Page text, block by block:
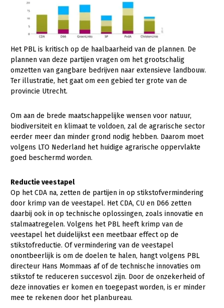
Het PBL is kritisch op de haalbaarheid van de plannen. De
plannen van deze partijen vragen om het grootschalig
omzetten van gangbare bedrijven naar extensieve landbouw.
Ter illustratie, het gaat om een gebied ter grote van de
provincie Utrecht.
Om aan de brede maatschappelijke wensen voor natuur,
biodiversiteit en klimaat te voldoen, zal de agrarische sector
eerder meer dan minder grond nodig hebben. Daarom moet
volgens LTO Nederland het huidige agrarische oppervlakte
goed beschermd worden.
Reductie veestapel
Op het CDA na, zetten de partijen in op stikstofvermindering
door krimp van de veestapel. Het CDA, CU en D66 zetten
daarbij ook in op technische oplossingen, zoals innovatie en
stalmaatregelen. Volgens het PBL heeft krimp van de
veestapel het duidelijkst een meetbaar effect op de
stikstofreductie. Of vermindering van de veestapel
onontbeerlijk is om de doelen te halen, hangt volgens PBL
directeur Hans Mommaas af of de technische innovaties om
stikstof te reduceren succesvol zijn. Door de onzekerheid of
deze innovaties er komen en toegepast worden, is er minder
mee te rekenen door het planbureau.